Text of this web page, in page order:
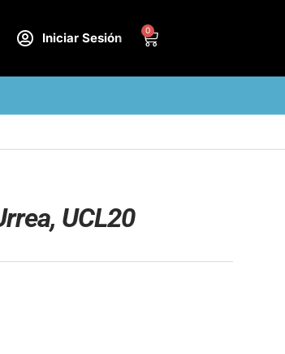
Iniciar Sesión
0
UCL20